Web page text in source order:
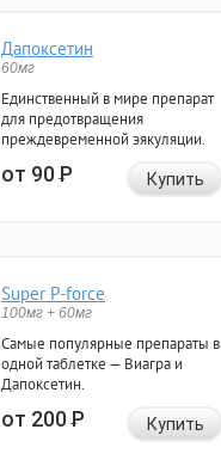
Дапоксетин
60мг
Единственный в мире препарат
для предотвращения
преждевременной эякуляции.
от 90Р Купить
Super P-force
100мг + 60мг
Самые популярные препараты в
одной таблетке — Виагра и
Дапоксетин.
от 200Р Купить